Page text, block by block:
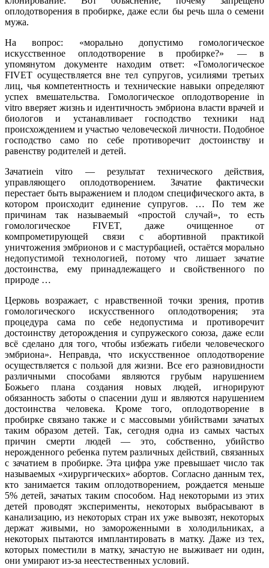
оплодотворения в пробирке, даже если бы речь шла о семени
мужа.
На вопрос: «морально допустимо гомологическое
искусственное оплодотворение в пробирке?» — в
упомянутом документе находим ответ: «Гомологическое
FIVET осуществляется вне тел супругов, усилиями третьих
лиц, чья компетентность и технические навыки определяют
успех вмешательства. Гомологическое оплодотворение in
vitro вверяет жизнь и идентичность эмбриона власти врачей и
биологов и устанавливает господство техники над
происхождением и участью человеческой личности. Подобное
господство само по себе противоречит достоинству и
равенству родителей и детей.
Зачатиеin vitro — результат технического действия,
управляющего оплодотворением. Зачатие фактически
перестает быть выражением и плодом специфического акта, в
котором происходит единение супругов. … По тем же
причинам так называемый «простой случай», то есть
гомологическое FIVET, даже очищенное от
компрометирующей связи с абортивной практикой
уничтожения эмбрионов и с мастурбацией, остаётся морально
недопустимой технологией, потому что лишает зачатие
достоинства, ему принадлежащего и свойственного по
природе …
Церковь возражает, с нравственной точки зрения, против
гомологического искусственного оплодотворения; эта
процедура сама по себе недопустима и противоречит
достоинству деторождения и супружеского союза, даже если
всё сделано для того, чтобы избежать гибели человеческого
эмбриона». Неправда, что искусственное оплодотворение
осуществляется с пользой для жизни. Все его разновидности
различными способами являются грубым нарушением
Божьего плана создания новых людей, игнорируют
обязанность заботы о спасении душ и являются нарушением
достоинства человека. Кроме того, оплодотворение в
пробирке связано также и с массовыми убийствами зачатых
таким образом детей. Так, сегодня одна из самых частых
причин смерти людей — это, собственно, убийство
нерожденного ребенка путем различных действий, связанных
с зачатием в пробирке. Эта цифра уже превышает число так
называемых «хирургических» абортов. Согласно данным тех,
кто занимается таким оплодотворением, рождается меньше
5% детей, зачатых таким способом. Над некоторыми из этих
детей проводят эксперименты, некоторых выбрасывают в
канализацию, из некоторых стран их уже вывозят, некоторых
держат живыми, но замороженными в холодильниках, а
некоторых пытаются имплантировать в матку. Даже из тех,
которых поместили в матку, зачастую не выживает ни один,
они умирают из-за неестественных условий.